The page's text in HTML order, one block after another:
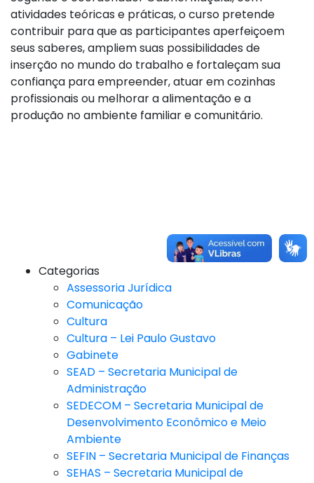
atividades teóricas e práticas, o curso pretende
contribuir para que as participantes aperfeiçoem
seus saberes, ampliem suas possibilidades de
inserção no mundo do trabalho e fortaleçam sua
confiança para empreender, atuar em cozinhas
profissionais ou melhorar a alimentação e a
produção no ambiente familiar e comunitário.
Categorias
Assessoria Jurídica
Comunicação
Cultura
Cultura – Lei Paulo Gustavo
Gabinete
SEAD – Secretaria Municipal de
Administração
SEDECOM – Secretaria Municipal de
Desenvolvimento Econômico e Meio
Ambiente
SEFIN – Secretaria Municipal de Finanças
SEHAS – Secretaria Municipal de